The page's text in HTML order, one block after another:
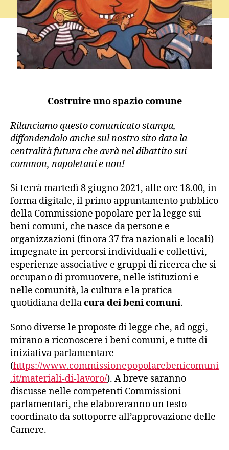
o
Costruire uno spazio comune
Rilanciamo questo comunicato stampa,
diffondendolo anche sul nostro sito data la
centralità futura che avrà nel dibattito sui
common, napoletani e non!
Si terrà martedì 8 giugno 2021, alle ore 18.00, in
forma digitale, il primo appuntamento pubblico
della Commissione popolare per la legge sui
beni comuni, che nasce da persone e
organizzazioni (finora 37 fra nazionali e locali)
impegnate in percorsi individuali e collettivi,
esperienze associative e gruppi di ricerca che si
occupano di promuovere, nelle istituzioni e
nelle comunità, la cultura e la pratica
quotidiana dellacura dei beni comuni.
Sono diverse le proposte di legge che, ad oggi,
mirano a riconoscere i beni comuni, e tutte di
iniziativa parlamentare
(https://www.commissionepopolarebenicomuni
.it/materiali-di-lavoro/). A breve saranno
discusse nelle competenti Commissioni
parlamentari, che elaboreranno un testo
coordinato da sottoporre all’approvazione delle
Camere.